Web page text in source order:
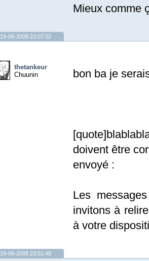
Mieux comme
19-06-2008 23:07:02
thetankeur
Chuunin
bon ba je
doivent être
envoyé :
Les
invitons à
à votre
19-06-2008 23:51:48